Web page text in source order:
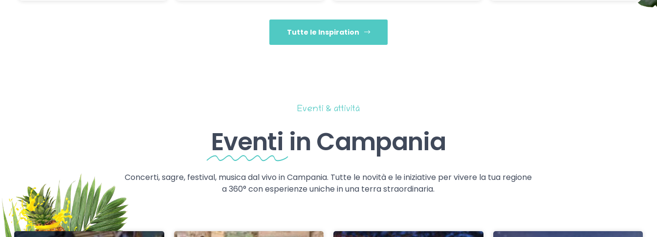
Tutte le Inspiration
Eventi & attività
Eventi in Campania
Concerti, sagre, festival, musica dal vivo in Campania. Tutte le novità e le iniziative per vivere la tua regione
a 360° con esperienze uniche in una terra straordinaria.